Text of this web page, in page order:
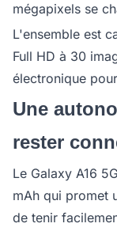
mégapixels se
L'ensemble est
Full HD à 30
électronique
Une
rester
Le Galaxy A16
mAh qui promet
de tenir